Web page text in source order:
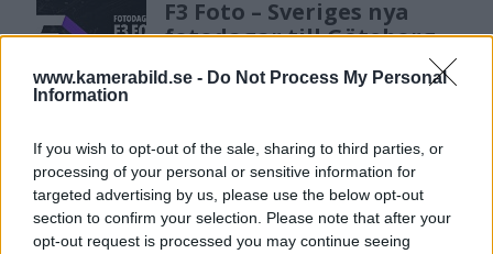
www.kamerabild.se - Do Not Process My Personal
Information
If you wish to opt-out of the sale, sharing to third parties, or
processing of your personal or sensitive information for
targeted advertising by us, please use the below opt-out
section to confirm your selection. Please note that after your
opt-out request is processed you may continue seeing
F3 Foto – Sveriges nya
fotodagar till Göteborg,
Lund & Stockholm
DJI Osmo Pocket 4P
släppt – får 10-bitars D-
Log 2 & 3x optisk zoom